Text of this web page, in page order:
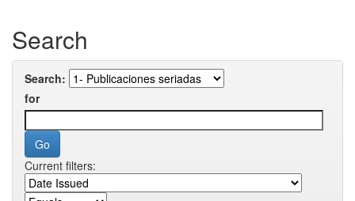
Search
Search:
for
Current filters: